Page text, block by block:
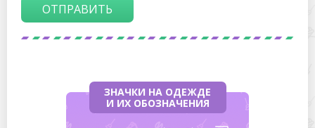
ОТПРАВИТЬ
ЗНАЧКИ НА ОДЕЖДЕ
И ИХ ОБОЗНАЧЕНИЯ